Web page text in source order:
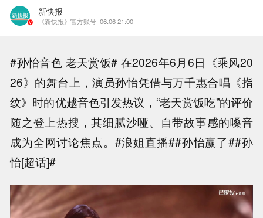
新快报
《新快报》官方账号 06.06 21:00
#孙怡音色 老天赏饭# 在2026年6月6日《乘风20
26》的舞台上，演员孙怡凭借与万千惠合唱《指
纹》时的优越音色引发热议，“老天赏饭吃”的评价
随之登上热搜，其细腻沙哑、自带故事感的嗓音
成为全网讨论焦点。#浪姐直播##孙怡赢了##孙
怡[超话]#